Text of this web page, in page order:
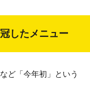
したメニュー
ど「今年初」という